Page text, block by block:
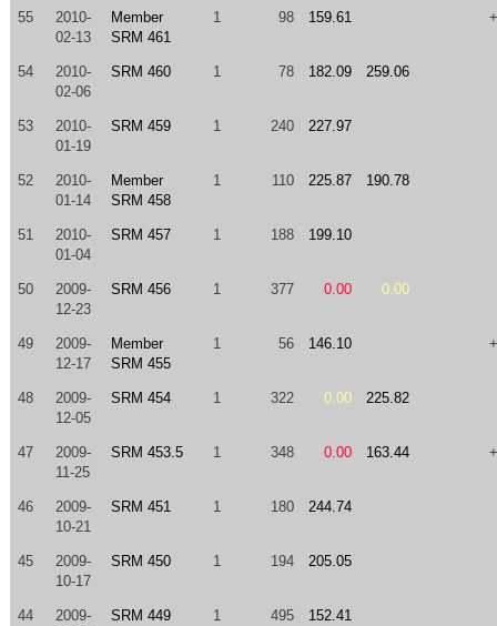
55
2010-
02-13
Member
SRM 461
1 98 159.61
54
2010-
02-06
SRM 460 1 78 182.09 259.06
53
2010-
01-19
SRM 459 1 240 227.97
52
2010-
01-14
Member
SRM 458
1 110 225.87 190.78
51
2010-
01-04
SRM 457 1 188 199.10
50
2009-
12-23
SRM 456 1 377 0.00 0.00
49
2009-
12-17
Member
SRM 455
1 56 146.10
48
2009-
12-05
SRM 454 1 322 0.00 225.82
47
2009-
11-25
SRM 453.5 1 348 0.00 163.44
46
2009-
10-21
SRM 451 1 180 244.74
45
2009-
10-17
SRM 450 1 194 205.05
44
2009-
SRM 449 1 495 152.41